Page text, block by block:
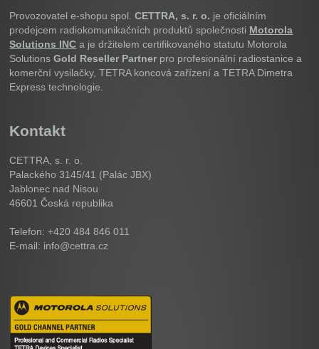
Provozovatel e-shopu spol.CETTRA, s. r. o. je oficiálním
prodejcem radiokomunikačních produktů společnosti Motorola
Solutions INC a je držitelem certifikovaného statutu Motorola
SolutionsGold Reseller Partner pro profesionální radiostanice a
komerční vysilačky, TETRA koncová zařízení a TETRA Dimetra
Express technologie.
Kontakt
CETTRA, s. r. o.
Palackého 3145/41 (Palác JBX)
Jablonec nad Nisou
46601Česká republika
Telefon: +420 484 846 011
E-mail: info@cettra.cz